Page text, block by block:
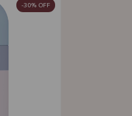
-30% OFF